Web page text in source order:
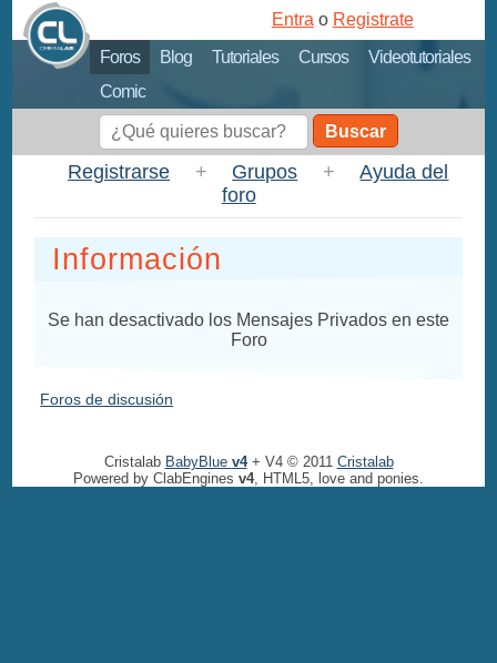
Foros Blog Tutoriales Cursos
Videotutoriales
Comic
Entra o Registrate
Buscar
Registrarse + Grupos +
Ayuda del
foro
Información
Se han desactivado los Mensajes Privados en este
Foro
Foros de discusión
Cristalab BabyBlue v4+ V4 © 2011 Cristalab
Powered by ClabEngines v4, HTML5, love and ponies.